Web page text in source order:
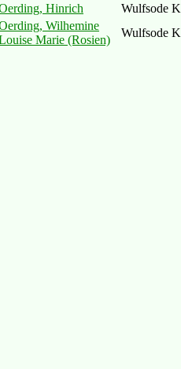
Hinrich
Wulfsode
Wilhemine
Marie (Rosien)
Wulfsode